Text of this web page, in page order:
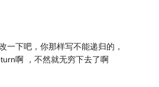
一下吧，你那样写不能递归的，
啊 ，不然就无穷下去了啊